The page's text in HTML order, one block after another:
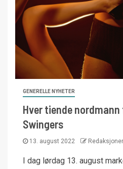
GENERELLE NYHETER
Hver tiende
Swingers
13. august 2022
I dag lørdag 13. august